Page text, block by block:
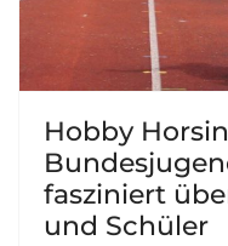
Hobby
fasziniert
und Schüler